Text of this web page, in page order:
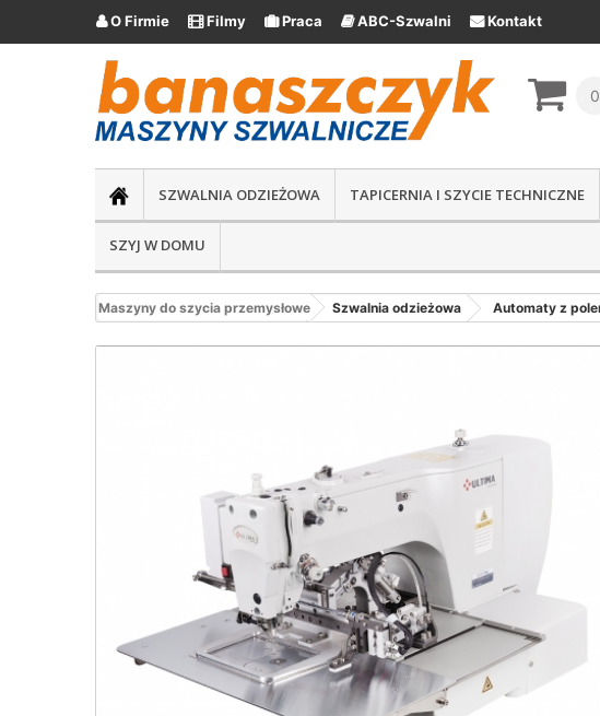
O Firmie Filmy Praca ABC-Szwalni Kontakt
0
SZWALNIA ODZIEŻOWA TAPICERNIA I SZYCIE TECHNICZNE
SZYJ W DOMU
Maszyny do szycia przemysłowe Szwalnia odzieżowa Automaty z